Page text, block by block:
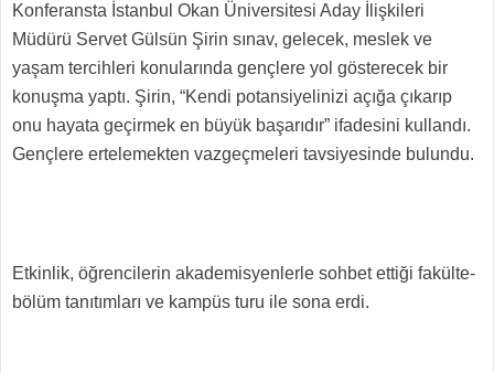
Konferansta İstanbul Okan Üniversitesi Aday İlişkileri
Müdürü Servet Gülsün Şirin sınav, gelecek, meslek ve
yaşam tercihleri konularında gençlere yol gösterecek bir
konuşma yaptı. Şirin, “Kendi potansiyelinizi açığa çıkarıp
onu hayata geçirmek en büyük başarıdır” ifadesini kullandı.
Gençlere ertelemekten vazgeçmeleri tavsiyesinde bulundu.
Etkinlik, öğrencilerin akademisyenlerle sohbet ettiği fakülte-
bölüm tanıtımları ve kampüs turu ile sona erdi.